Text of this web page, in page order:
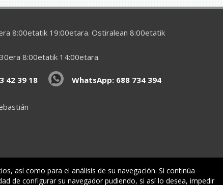
8:00etatik 19:00etara. Ostiralean 8:00etatik
8:00etatik 14:00etara.
42 39 18 WhatsApp: 688 734 394
así como para el análisis de su navegación. Si continúa
de configurar su navegador pudiendo, si así lo desea, impedir